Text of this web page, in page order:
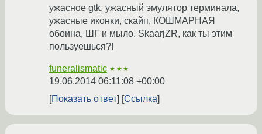
ужасное gtk, ужасный эмулятор терминала,
ужасные иконки, скайп, КОШМАРНАЯ
обоина, ШГ и мыло. SkaarjZR, как ты этим
пользуешься?!
funeralismatic ★★★
19.06.2014 06:11:08 +00:00
Показать ответ
Ссылка